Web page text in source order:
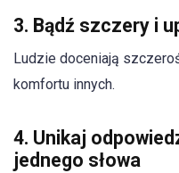
3. Bądź szczery i
Ludzie doceniają
komfortu innych.
4. Unikaj
jednego słowa